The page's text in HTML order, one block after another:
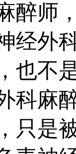
醉师
经外
也不
科麻
只是